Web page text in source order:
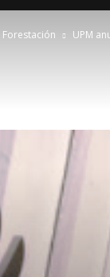
Forestación UPM